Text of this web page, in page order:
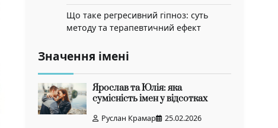
Що таке регресивний гіпноз: суть
методу та терапевтичний ефект
Значення імені
Ярослав та Юлія: яка
сумісність імен у відсотках
Руслан Крамар 25.02.2026